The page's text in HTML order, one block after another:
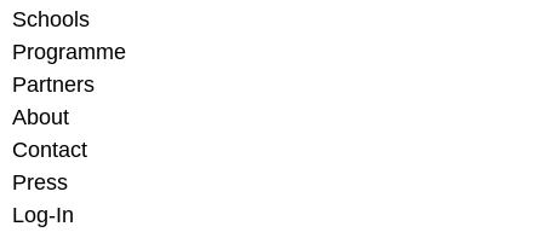
Schools
Programme
Partners
About
Contact
Press
Log-In